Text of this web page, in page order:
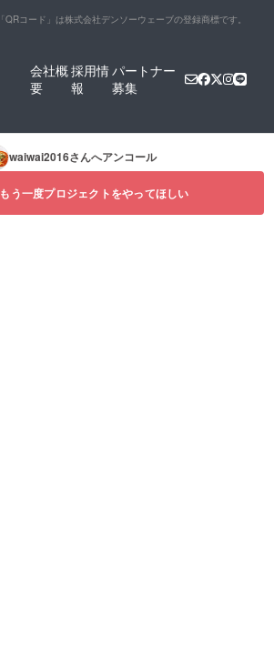
「QRコード」は株式会社デンソーウェーブの登録商標です。
会社概
要
採用情
報
パートナー
募集
waiwai2016さんへアンコール
もう一度プロジェクトをやってほしい